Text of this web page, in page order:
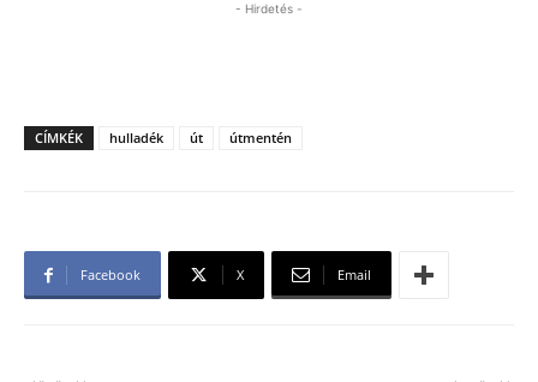
- Hirdetés -
CÍMKÉK hulladék út útmentén
Facebook X Email